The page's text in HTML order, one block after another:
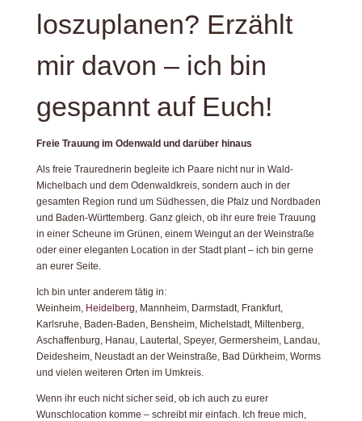
loszuplanen? Erzählt
mir davon – ich bin
gespannt auf Euch!
Freie Trauung im Odenwald und darüber hinaus
Als freie Traurednerin begleite ich Paare nicht nur in Wald-
Michelbach und dem Odenwaldkreis, sondern auch in der
gesamten Region rund um Südhessen, die Pfalz und Nordbaden
und Baden-Württemberg. Ganz gleich, ob ihr eure freie Trauung
in einer Scheune im Grünen, einem Weingut an der Weinstraße
oder einer eleganten Location in der Stadt plant – ich bin gerne
an eurer Seite.
Ich bin unter anderem tätig in:
Weinheim, Heidelberg , Mannheim, Darmstadt, Frankfurt,
Karlsruhe, Baden-Baden, Bensheim, Michelstadt, Miltenberg,
Aschaffenburg, Hanau, Lautertal, Speyer, Germersheim, Landau,
Deidesheim, Neustadt an der Weinstraße, Bad Dürkheim, Worms
und vielen weiteren Orten im Umkreis.
Wenn ihr euch nicht sicher seid, ob ich auch zu eurer
Wunschlocation komme – schreibt mir einfach. Ich freue mich,